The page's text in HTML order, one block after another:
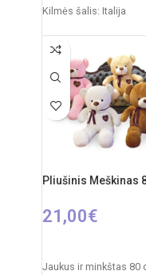
Kilmės šalis: Italija
Pakuotės išmatavimai:
20 x 11 cm
Rekomenduojamas
nuo 0 mėnesių
Pliušinis Meškinas
21,00€
Jaukus ir minkštas 80